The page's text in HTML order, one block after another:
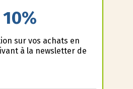
10%
sur vos achats en
à la newsletter de